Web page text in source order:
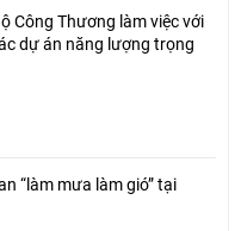
Công Thương làm việc với
dự án năng lượng trọng
“làm mưa làm gió” tại